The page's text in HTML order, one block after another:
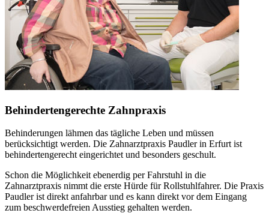
Behindertengerechte Zahnpraxis
Behinderungen lähmen das tägliche Leben und müssen
berücksichtigt werden. Die Zahnarztpraxis Paudler in Erfurt ist
behindertengerecht eingerichtet und besonders geschult.
Schon die Möglichkeit ebenerdig per Fahrstuhl in die
Zahnarztpraxis nimmt die erste Hürde für Rollstuhlfahrer. Die Praxis
Paudler ist direkt anfahrbar und es kann direkt vor dem Eingang
zum beschwerdefreien Ausstieg gehalten werden.